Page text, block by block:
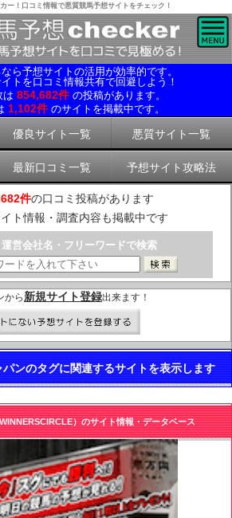
ー！口コミ情報で悪質競馬予想サイトをチェック！
ら予想サイトの活用が効率的です。
トを口コミ情報共有で回避しよう！
は 854,682件 の投稿があります。
1,102件 のサイトを掲載中です。
優良サイト一覧 悪質サイト一覧
最新口コミ一覧 予想サイト攻略法
件の口コミ投稿があります
ト情報・調査内容も掲載中です
営会社名・フリーワードで検索
から 新規サイト登録出来ます！
ンのタグに関連するサイトを表示します
）のサイト情報・データベース